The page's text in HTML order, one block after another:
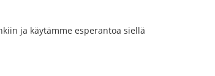
ja käytämme esperantoa siellä